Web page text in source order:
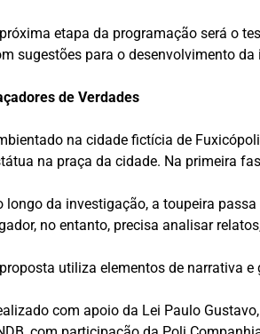
etapa da programação será o
sugestões para o desenvolvimento da
de Verdades
na cidade fictícia de
na praça da cidade. Na primeira
longo da investigação, a toupeira
no entanto, precisa analisar
utiliza elementos de narrativa
com apoio da Lei Paulo